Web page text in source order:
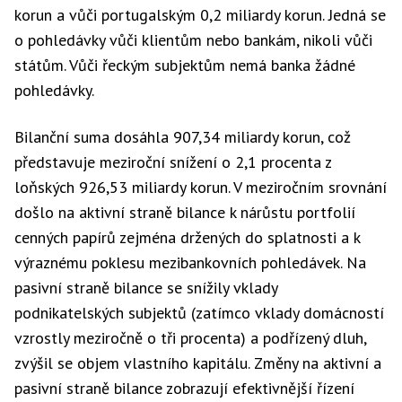
korun a vůči portugalským 0,2 miliardy korun. Jedná se
o pohledávky vůči klientům nebo bankám, nikoli vůči
státům. Vůči řeckým subjektům nemá banka žádné
pohledávky.
Bilanční suma dosáhla 907,34 miliardy korun, což
představuje meziroční snížení o 2,1 procenta z
loňských 926,53 miliardy korun. V meziročním srovnání
došlo na aktivní straně bilance k nárůstu portfolií
cenných papírů zejména držených do splatnosti a k
výraznému poklesu mezibankovních pohledávek. Na
pasivní straně bilance se snížily vklady
podnikatelských subjektů (zatímco vklady domácností
vzrostly meziročně o tři procenta) a podřízený dluh,
zvýšil se objem vlastního kapitálu. Změny na aktivní a
pasivní straně bilance zobrazují efektivnější řízení